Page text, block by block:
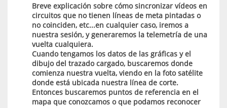
Breve explicación sobre cómo sincronizar vídeos en
circuitos que no tienen líneas de meta pintadas o
no coinciden, etc...en cualquier caso, iremos a
nuestra sesión, y generaremos la telemetría de una
vuelta cualquiera.
Cuando tengamos los datos de las gráficas y el
dibujo del trazado cargado, buscaremos donde
comienza nuestra vuelta, viendo en la foto satélite
donde está ubicada nuestra línea de corte.
Entonces buscaremos puntos de referencia en el
mapa que conozcamos o que podamos reconocer